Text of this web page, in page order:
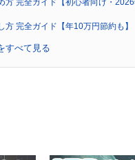
完全ガイド【初心者向け・2026
完全ガイド【年10万円節約も】
すべて見る